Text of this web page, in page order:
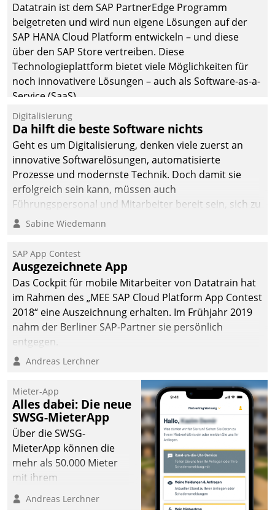
Datatrain ist dem SAP PartnerEdge Programm
beigetreten und wird nun eigene Lösungen auf der
SAP HANA Cloud Platform entwickeln – und diese
über den SAP Store vertreiben. Diese
Technologieplattform bietet viele Möglichkeiten für
noch innovativere Lösungen – auch als Software-as-a-
Service (SaaS).
Digitalisierung
Da hilft die beste Software nichts
Geht es um Digitalisierung, denken viele zuerst an
innovative Softwarelösungen, automatisierte
Prozesse und modernste Technik. Doch damit sie
erfolgreich sein kann, müssen auch
Führungspersonal und Mitarbeiter bereit sein, sich zu
verändern und anzupassen, sonst werden sie an ihr
Sabine Wiedemann
SAP App Contest
Ausgezeichnete App
Das Cockpit für mobile Mitarbeiter von Datatrain hat
im Rahmen des „MEE SAP Cloud Platform App Contest
2018“ eine Auszeichnung erhalten. Im Frühjahr 2019
nahm der Berliner SAP-Partner sie persönlich
entgegen.
Andreas Lerchner
Mieter-App
Alles dabei: Die neue
SWSG-MieterApp
Über die SWSG-
MieterApp können die
mehr als 50.000 Mieter
mit ihrem
Wohnungsunternehmen
kommunizieren, auf dem
Andreas Lerchner